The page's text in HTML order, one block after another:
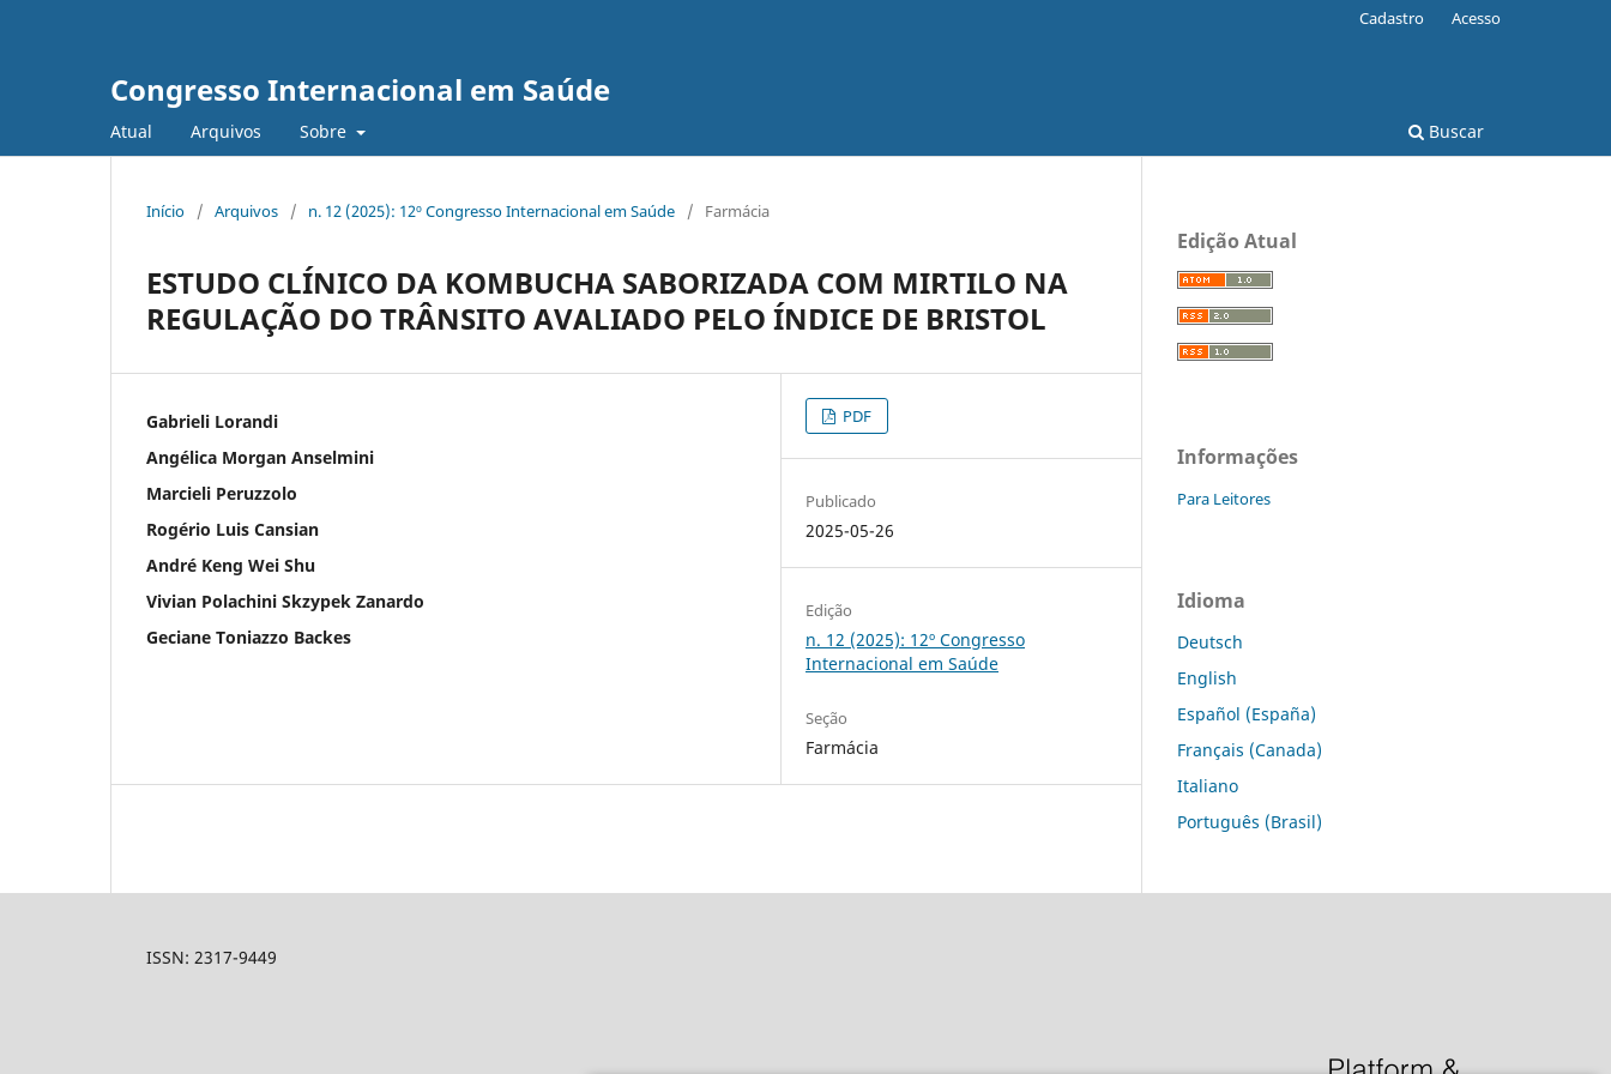
Congresso Internacional em Saúde
Atual Arquivos Sobre Buscar
Cadastro Acesso
Início / Arquivos / n. 12 (2025): 12º Congresso Internacional em Saúde / Farmácia
ESTUDO CLÍNICO DA KOMBUCHA SABORIZADA COM MIRTILO NA
REGULAÇÃO DO TRÂNSITO AVALIADO PELO ÍNDICE DE BRISTOL
Gabrieli Lorandi
Angélica Morgan Anselmini
Marcieli Peruzzolo
Rogério Luis Cansian
André Keng Wei Shu
Vivian Polachini Skzypek Zanardo
Geciane Toniazzo Backes
PDF
Publicado
2025-05-26
Edição
n. 12 (2025): 12º Congresso
Internacional em Saúde
Seção
Farmácia
Edição Atual
Informações
Para Leitores
Idioma
Deutsch
English
Español (España)
Français (Canada)
Italiano
Português (Brasil)
ISSN: 2317-9449